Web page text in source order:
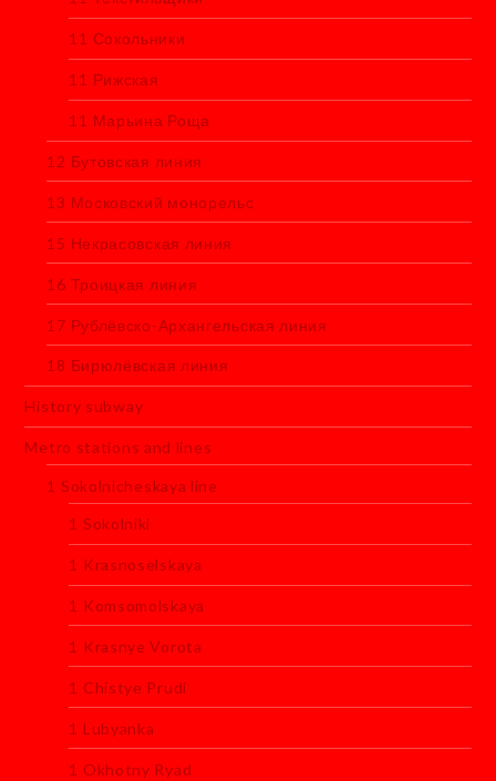
11 Сокольники
11 Рижская
11 Марьина Роща
12 Бутовская линия
13 Московский монорельс
15 Некрасовская линия
16 Троицкая линия
17 Рублёвско-Архангельская линия
18 Бирюлёвская линия
History subway
Metro stations and lines
1 Sokolnicheskaya line
1 Sokolniki
1 Krasnoselskaya
1 Komsomolskaya
1 Krasnye Vorota
1 Chistye Prudi
1 Lubyanka
1 Okhotny Ryad